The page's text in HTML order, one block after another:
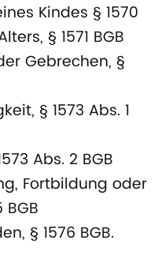
Kindes § 1570
§ 1571 BGB
Gebrechen, §
§ 1573 Abs. 1
Abs. 2 BGB
Fortbildung oder
§ 1576 BGB.